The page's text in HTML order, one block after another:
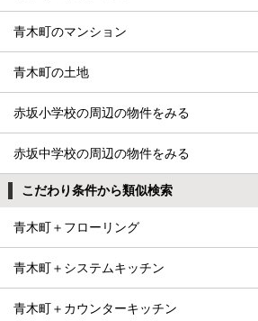
青木町のマンション
青木町の土地
赤坂小学校の周辺の物件をみる
赤坂中学校の周辺の物件をみる
こだわり条件から類似検索
青木町＋フローリング
青木町＋システムキッチン
青木町＋カウンターキッチン